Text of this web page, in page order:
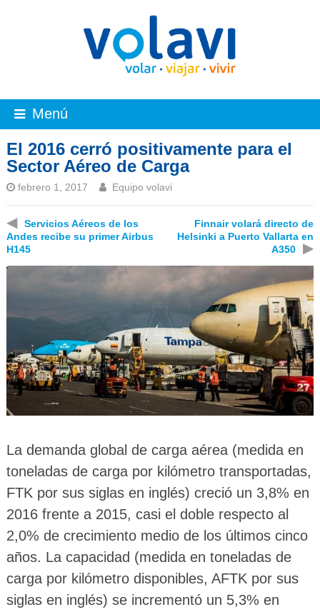
Menú
El 2016 cerró positivamente para el
Sector Aéreo de Carga
febrero 1, 2017 Equipo volavi
◀
Servicios Aéreos de los
Andes recibe su primer Airbus
H145
Finnair volará directo de
Helsinki a Puerto Vallarta en
A350
▶
La demanda global de carga aérea (medida en
toneladas de carga por kilómetro transportadas,
FTK por sus siglas en inglés) creció un 3,8% en
2016 frente a 2015, casi el doble respecto al
2,0% de crecimiento medio de los últimos cinco
años. La capacidad (medida en toneladas de
carga por kilómetro disponibles, AFTK por sus
siglas en inglés) se incrementó un 5,3% en